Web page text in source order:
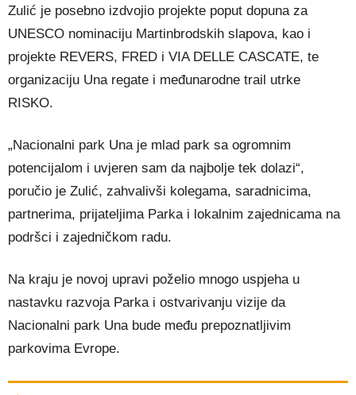
Zulić je posebno izdvojio projekte poput dopuna za
UNESCO nominaciju Martinbrodskih slapova, kao i
projekte REVERS, FRED i VIA DELLE CASCATE, te
organizaciju Una regate i međunarodne trail utrke
RISKO.
„Nacionalni park Una je mlad park sa ogromnim
potencijalom i uvjeren sam da najbolje tek dolazi“,
poručio je Zulić, zahvalivši kolegama, saradnicima,
partnerima, prijateljima Parka i lokalnim zajednicama na
podršci i zajedničkom radu.
Na kraju je novoj upravi poželio mnogo uspjeha u
nastavku razvoja Parka i ostvarivanju vizije da
Nacionalni park Una bude među prepoznatljivim
parkovima Evrope.